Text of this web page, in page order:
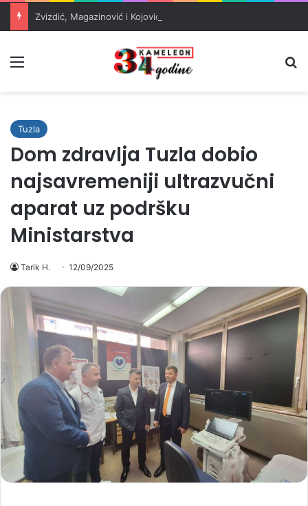
Tuzla
Dom zdravlja Tuzla dobio
najsavremeniji ultrazvučni
aparat uz podršku
Ministarstva
Tarik H. 12/09/2025